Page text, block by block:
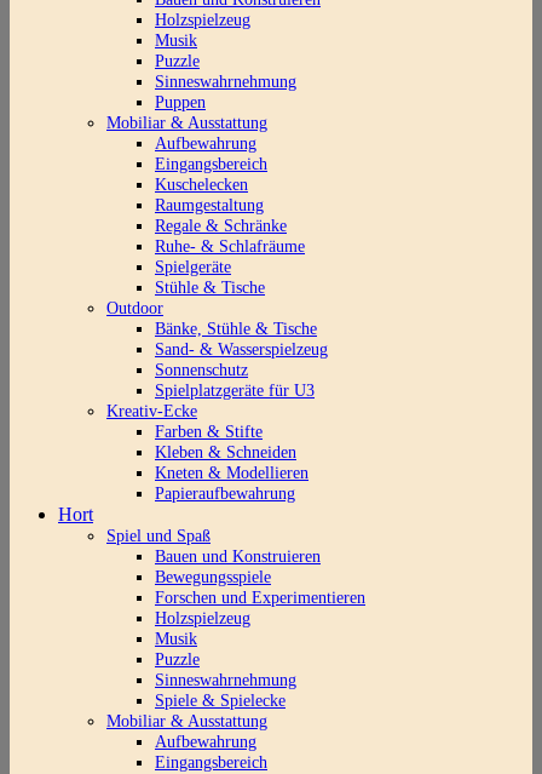
Holzspielzeug
Musik
Puzzle
Sinneswahrnehmung
Puppen
Mobiliar & Ausstattung
Aufbewahrung
Eingangsbereich
Kuschelecken
Raumgestaltung
Regale & Schränke
Ruhe- & Schlafräume
Spielgeräte
Stühle & Tische
Outdoor
Bänke, Stühle & Tische
Sand- & Wasserspielzeug
Sonnenschutz
Spielplatzgeräte für U3
Kreativ-Ecke
Farben & Stifte
Kleben & Schneiden
Kneten & Modellieren
Papieraufbewahrung
Hort
Spiel und Spaß
Bauen und Konstruieren
Bewegungsspiele
Forschen und Experimentieren
Holzspielzeug
Musik
Puzzle
Sinneswahrnehmung
Spiele & Spielecke
Mobiliar & Ausstattung
Aufbewahrung
Eingangsbereich